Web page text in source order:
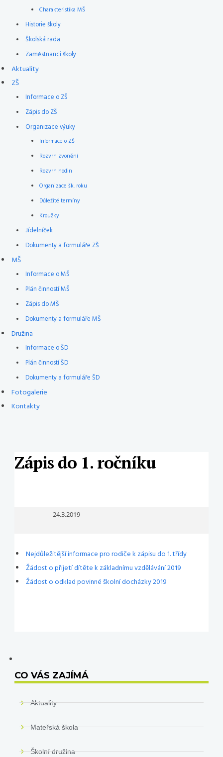
Charakteristika MŠ
Historie školy
Školská rada
Zaměstnanci školy
Aktuality
ZŠ
Informace o ZŠ
Zápis do ZŠ
Organizace výuky
Informace o ZŠ
Rozvrh zvonění
Rozvrh hodin
Organizace šk. roku
Důležité termíny
Kroužky
Jídelníček
Dokumenty a formuláře ZŠ
MŠ
Informace o MŠ
Plán činností MŠ
Zápis do MŠ
Dokumenty a formuláře MŠ
Družina
Informace o ŠD
Plán činností ŠD
Dokumenty a formuláře ŠD
Fotogalerie
Kontakty
Zápis do 1. ročníku
24.3.2019
Nejdůležitější informace pro rodiče k zápisu do 1. třídy
Žádost o přijetí dítěte k základnímu vzdělávání 2019
Žádost o odklad povinné školní docházky 2019
CO VÁS ZAJÍMÁ
Aktuality
Mateřská škola
Školní družina